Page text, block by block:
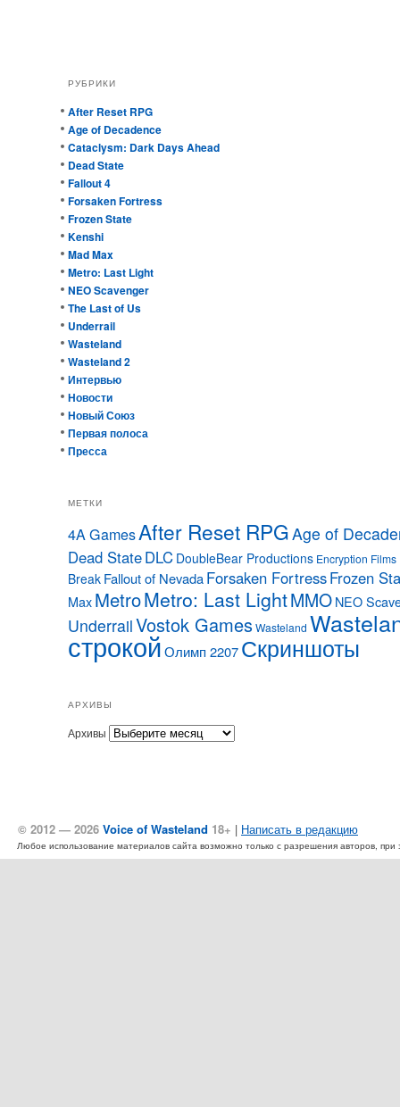
РУБРИКИ
After Reset RPG
Age of Decadence
Cataclysm: Dark Days Ahead
Dead State
Fallout 4
Forsaken Fortress
Frozen State
Kenshi
Mad Max
Metro: Last Light
NEO Scavenger
The Last of Us
Underrail
Wasteland
Wasteland 2
Интервью
Новости
Новый Союз
Первая полоса
Пресса
МЕТКИ
4A GamesAfter Reset RPGAge of
Dead StateDLC DoubleBear Productions Encryption Films
Break Fallout of NevadaForsaken FortressFrozen
MaxMetroMetro: Last LightMMONEO
UnderrailVostok GamesWasteland
строкойОлимп 2207Скриншоты
АРХИВЫ
Архивы
© 2012 — 2026 Voice of Wasteland 18+ | Написать в редакцию
Любое использование материалов сайта возможно только с разрешения авторов,